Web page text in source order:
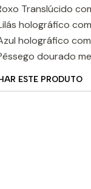
Translúcido
holográfico
holográfico
dourado
ESTE PRODUTO